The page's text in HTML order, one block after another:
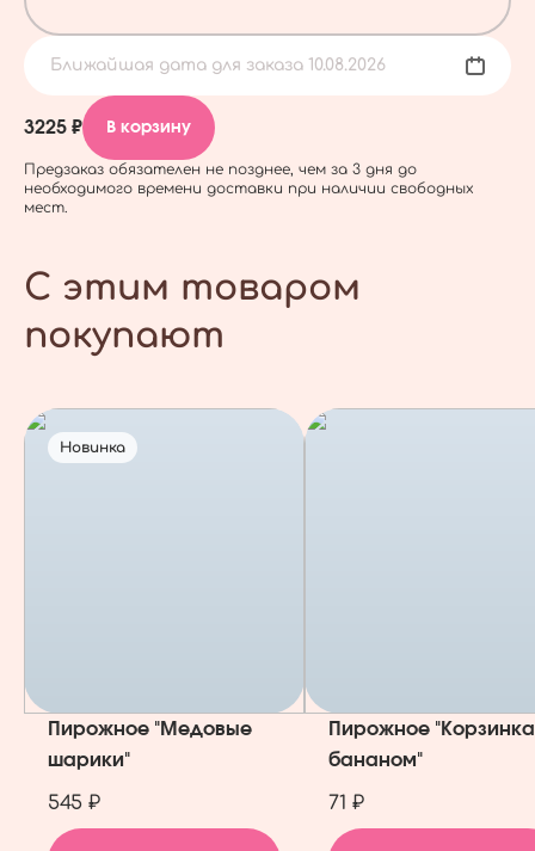
Ближайшая дата для заказа 10.08.2026
3225 ₽ В корзину
Предзаказ обязателен не позднее, чем за 3 дня до
необходимого времени доставки при наличии свободных
мест.
С этим товаром
покупают
Новинка
Пирожное "Медовые
шарики"
545 ₽
Пирожное
бананом"
71 ₽